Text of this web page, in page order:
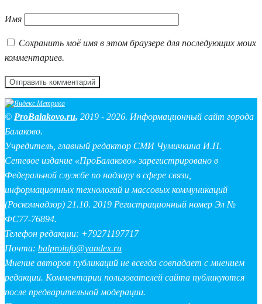
Имя
Сохранить моё имя в этом браузере для последующих моих
комментариев.
© ProBalakovo.ru, 2019 - 2026. Информационный сайт города
Балаково.
Учредитель, главный редактор СМИ Чумичкина И.П.
Сетевое издание «ПроБалаково» зарегистрировано в
Федеральной службе по надзору в сфере связи,
информационных технологий и массовых коммуникаций
(Роскомнадзор) 21.10. 2019 Регистрационный номер Эл №
ФС77-76894.
Телефон редакции: +79271197717
Почта: balproinfo@yandex.ru
Мнение авторов публикаций не всегда совпадает с мнением
редакции. Комментарии пользователей сайта публикуются
после предварительной модерации.